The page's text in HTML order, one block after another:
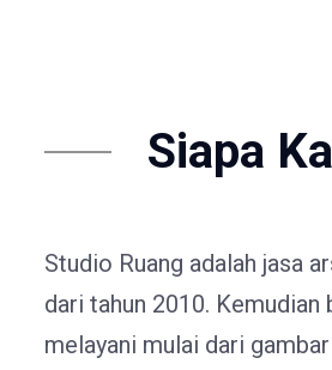
Siapa
Studio Ruang adalah jasa
dari tahun 2010.
melayani mulai dari